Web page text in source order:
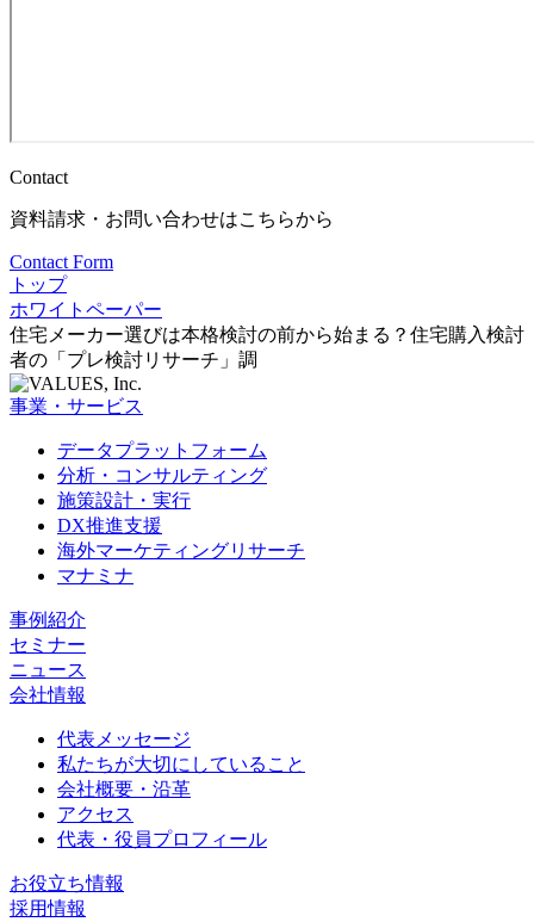
Contact
資料請求・お問い合わせはこちらから
Contact Form
トップ
ホワイトペーパー
住宅メーカー選びは本格検討の前から始まる？住宅購入検討
者の「プレ検討リサーチ」調
事業・サービス
データプラットフォーム
分析・コンサルティング
施策設計・実行
DX推進支援
海外マーケティングリサーチ
マナミナ
事例紹介
セミナー
ニュース
会社情報
代表メッセージ
私たちが大切にしていること
会社概要・沿革
アクセス
代表・役員プロフィール
お役立ち情報
採用情報